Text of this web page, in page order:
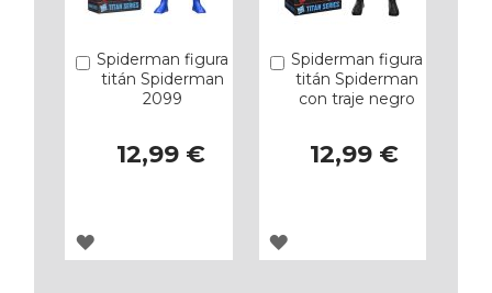
Spiderman figura
titán Spiderman
2099
12,99 €
Añadir
AGREGAR
Spiderman figura
titán Spiderman
con traje negro
12,99 €
Añadir
AGREGAR